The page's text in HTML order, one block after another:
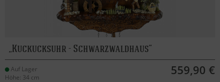
Kuckucksuhr - Schwarzwaldhaus
Auf Lager
Höhe: 34 cm
559,90 €